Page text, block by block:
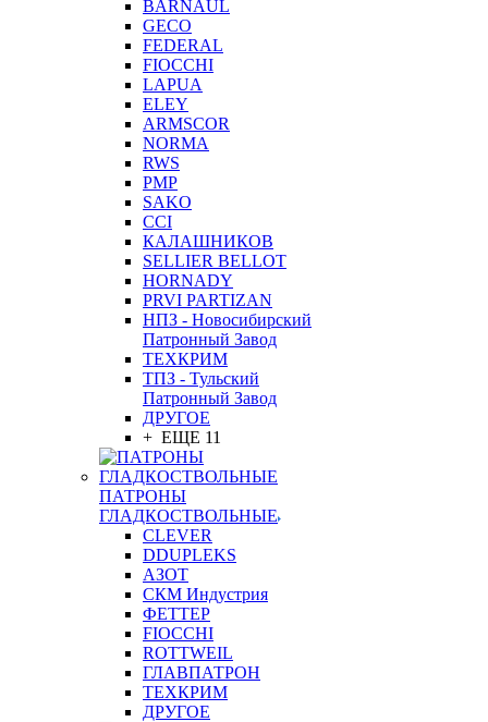
BARNAUL
GEСO
FEDERAL
FIOCCHI
LAPUA
ELEY
ARMSCOR
NORMA
RWS
PMP
SAKO
CCI
КАЛАШНИКОВ
SELLIER BELLOT
HORNADY
PRVI PARTIZAN
НПЗ - Новосибирский
Патронный Завод
ТЕХКРИМ
ТПЗ - Тульский
Патронный Завод
ДРУГОЕ
+ ЕЩЕ 11
ПАТРОНЫ
ГЛАДКОСТВОЛЬНЫЕ
CLEVER
DDUPLEKS
АЗОТ
СКМ Индустрия
ФЕТТЕР
FIOCCHI
ROTTWEIL
ГЛАВПАТРОН
ТЕХКРИМ
ДРУГОЕ